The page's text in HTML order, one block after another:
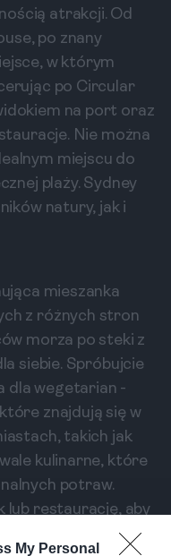
My Personal
atrakcji. Od
po znany
w którym
po Circular
na port oraz
Nie można
miejscu do
plaży. Sydney
natury, jak i
mieszanka
z różnych stron
morza po steki z
siebie. Spróbujcie
dla wegetarian -
znajdują się w
takich jak
kulinarne, które
potraw.
lub restaurację, aby